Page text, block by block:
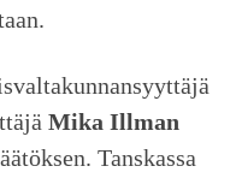
Mika Illman
Tanskassa